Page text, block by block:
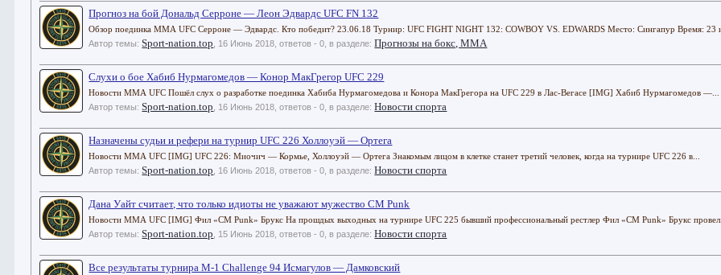
Прогноз на бой Дональд Серроне — Леон Эдвардс UFC FN 132
Обзор поединка ММА UFC Серроне — Эдвардс. Кто победит? 23.06.18 Турнир: UFC FIGHT NIGHT 132: COWBOY VS. EDWARDS Место: Сингапур Время: 23
Автор темы:Sport-nation.top 16 Июнь 2018 , ответов - 0, в разделе:Прогнозы на бокс, ММА
Слухи о бое Хабиб Нурмагомедов — Конор МакГрегор UFC 229
Новости ММА UFC Пошёл слух о разработке поединка Хабиба Нурмагомедова и Конора МакГрегора на UFC 229 в Лас-Вегасе [IMG] Хабиб Нурмагомедов —...
Автор темы:Sport-nation.top 16 Июнь 2018 , ответов - 0, в разделе:Новости спорта
Назначены судьи и рефери на турнир UFC 226 Холлоуэй — Ортега
Новости ММА UFC [IMG] UFC 226: Миочич — Кормье, Холлоуэй — Ортега Знакомым лицом в клетке станет третий человек, когда на турнире UFC 226 в...
Автор темы:Sport-nation.top 16 Июнь 2018 , ответов - 0, в разделе:Новости спорта
Дана Уайт считает, что только идиоты не уважают мужество CM Punk
Новости ММА UFC [IMG] Фил «CM Punk» Брукс На прошдых выходных на турнире UFC 225 бывший профессиональный рестлер Фил «CM Punk» Брукс
Автор темы:Sport-nation.top 15 Июнь 2018 , ответов - 0, в разделе:Новости спорта
Все результаты турнира M-1 Challenge 94 Исмагулов — Дамковский